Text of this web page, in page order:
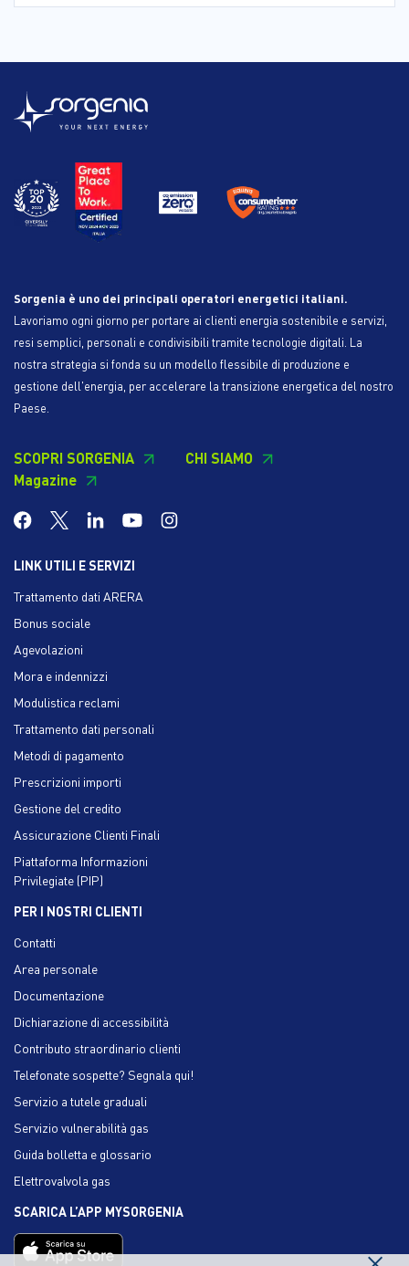
Sorgenia è uno dei principali operatori energetici italiani.
Lavoriamo ogni giorno per portare ai clienti energia sostenibile e servizi,
resi semplici, personali e condivisibili tramite tecnologie digitali. La
nostra strategia si fonda su un modello flessibile di produzione e
gestione dell'energia, per accelerare la transizione energetica del nostro
Paese.
SCOPRI SORGENIA
CHI SIAMO
Magazine
LINK UTILI E SERVIZI
Trattamento dati ARERA
Bonus sociale
Agevolazioni
Mora e indennizzi
Modulistica reclami
Trattamento dati personali
Metodi di pagamento
Prescrizioni importi
Gestione del credito
Assicurazione Clienti Finali
Piattaforma Informazioni
Privilegiate (PIP)
PER I NOSTRI CLIENTI
Contatti
Area personale
Documentazione
Dichiarazione di accessibilità
Contributo straordinario clienti
Telefonate sospette? Segnala qui!
Servizio a tutele graduali
Servizio vulnerabilità gas
Guida bolletta e glossario
Elettrovalvola gas
SCARICA L’APP MYSORGENIA